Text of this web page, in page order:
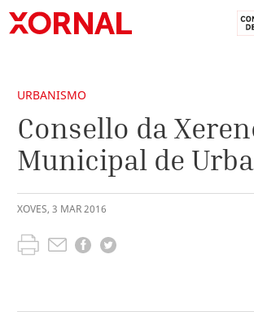
URBANISMO
Consello da
Municipal de
XOVES, 3 MAR2016